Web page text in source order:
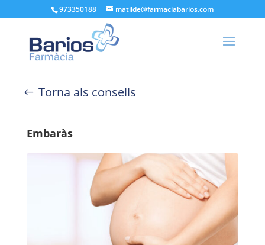
973350188 matilde@farmaciabarios.com
Torna als consells
Embaràs